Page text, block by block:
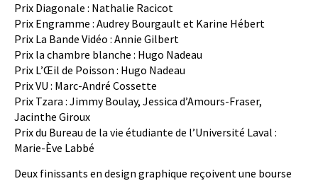
Prix Diagonale : Nathalie Racicot
Prix Engramme : Audrey Bourgault et Karine Hébert
Prix La Bande Vidéo : Annie Gilbert
Prix la chambre blanche : Hugo Nadeau
Prix L’Œil de Poisson : Hugo Nadeau
Prix VU : Marc-André Cossette
Prix Tzara : Jimmy Boulay, Jessica d’Amours-Fraser,
Jacinthe Giroux
Prix du Bureau de la vie étudiante de l’Université Laval :
Marie-Ève Labbé
Deux finissants en design graphique reçoivent une bourse